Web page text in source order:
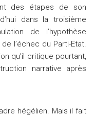
des étapes de son
dans la troisième
de l’hypothèse
l’échec du Parti-Etat.
qu’il critique pourtant,
narrative après
hégélien. Mais il fait